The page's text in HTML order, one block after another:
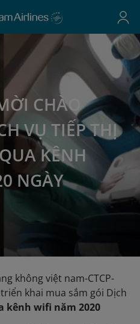
CHÀO
VỤ TIẾP THỊ
KÊNH
NGÀY
không việt nam-CTCP-
khai mua sắm gói Dịch
kênh wifi năm 2020